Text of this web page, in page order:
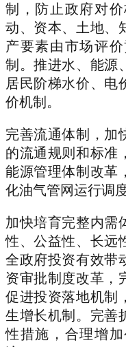
制，防止政府对
动、资本、土地、
产要素由市场评
制。推进水、能源
居民阶梯水价、电
价机制。
完善流通体制，加
的流通规则和标准
能源管理体制改革
化油气管网运行调
加快培育完整内需
性、公益性、长远
全政府投资有效带
资审批制度改革，
促进投资落地机制
生增长机制。完善
性措施，合理增